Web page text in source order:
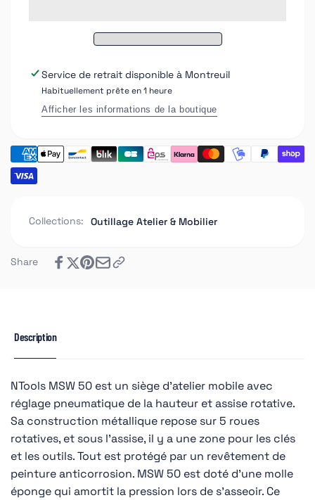
mobile
siège
Atelier
mobile
Service de retrait disponible à Montreuil
Habituellement prête en 1 heure
Afficher les informations de la boutique
Collections: Outillage Atelier & Mobilier
Share
Description
NTools MSW 50 est un siège d'atelier mobile avec
réglage pneumatique de la hauteur et assise rotative.
Sa construction métallique repose sur 5 roues
rotatives, et sous l'assise, il y a une zone pour les clés
et les outils. Tout est protégé par un revêtement de
peinture anticorrosion. MSW 50 est doté d'une molle
éponge qui amortit la pression lors de s'asseoir. Ce